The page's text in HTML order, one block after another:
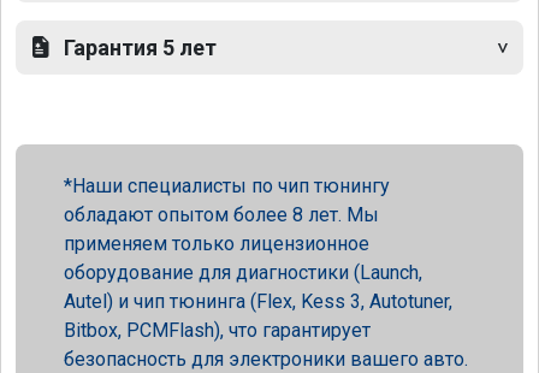
Гарантия 5 лет
Наши специалисты по чип тюнингу
обладают опытом более 8 лет. Мы
применяем только лицензионное
оборудование для диагностики (Launch,
Autel) и чип тюнинга (Flex, Kess 3, Autotuner,
Bitbox, PCMFlash), что гарантирует
безопасность для электроники вашего авто.